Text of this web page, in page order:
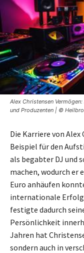
Alex Christensen
und Produzenten | ©
Die Karriere von
Beispiel für den
als begabter DJ und
machen, wodurch er
Euro anhäufen
internationale
festigte dadurch
Persönlichkeit
Jahren hat
sondern auch in